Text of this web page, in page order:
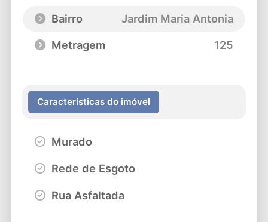
Bairro
Jardim Maria Antonia
Metragem
125
Características do imóvel
Murado
Rede de Esgoto
Rua Asfaltada